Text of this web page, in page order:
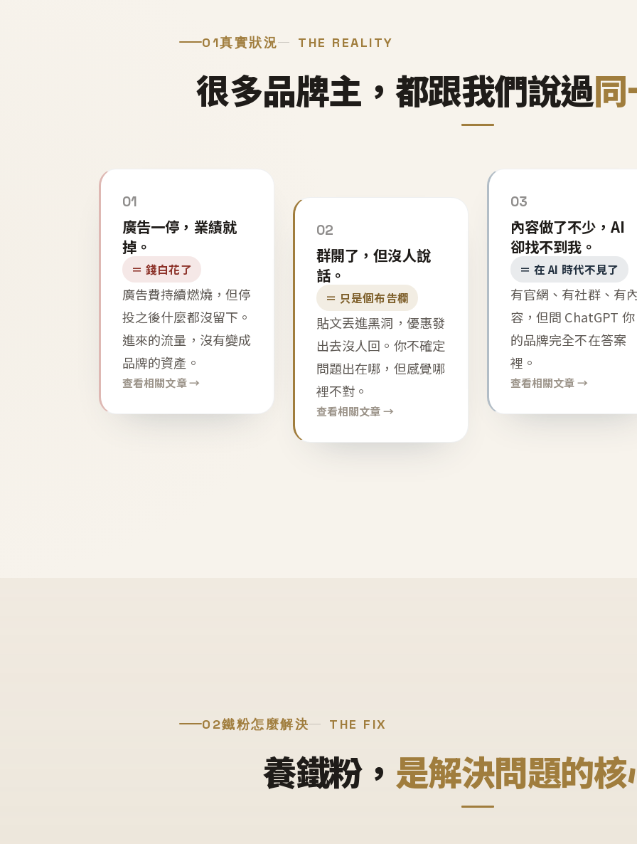
01真實狀況 THE REALITY
很多品牌主，都跟我們說過同
01
廣告一停，業績就
掉。
＝ 錢白花了
廣告費持續燃燒，但停
投之後什麼都沒留下。
進來的流量，沒有變成
品牌的資產。
查看相關文章 →
02
群開了，但沒人說
話。
＝ 只是個布告欄
貼文丟進黑洞，優惠發
出去沒人回。你不確定
問題出在哪，但感覺哪
裡不對。
查看相關文章 →
03
內容做了不少，AI
卻找不到我。
＝ 在 AI 時代不見了
有官網、有社群、有
容，但問 ChatGPT 你
的品牌完全不在答案
裡。
查看相關文章 →
02鐵粉怎麼解決 THE FIX
養鐵粉， 是解決問題的